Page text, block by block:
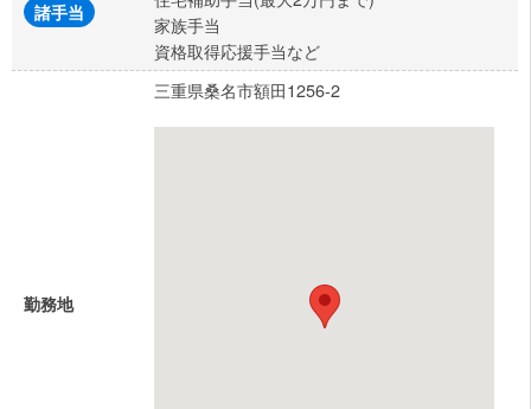
諸手当
家族手当
資格取得応援手当など
勤務地
三重県桑名市額田1256-2